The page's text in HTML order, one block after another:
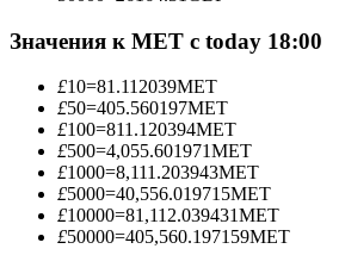
за копи-трейдинг
Значения к MET с today 18:00
£10=81.112039MET
£50=405.560197MET
£100=811.120394MET
£500=4,055.601971MET
£1000=8,111.203943MET
£5000=40,556.019715MET
£10000=81,112.039431MET
£50000=405,560.197159MET